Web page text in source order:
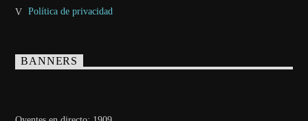
Política de privacidad
BANNERS